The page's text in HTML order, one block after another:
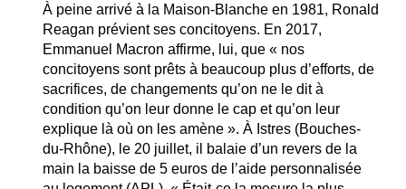
À peine arrivé à la Maison-Blanche en 1981, Ronald
Reagan prévient ses concitoyens. En 2017,
Emmanuel Macron affirme, lui, que « nos
concitoyens sont prêts à beaucoup plus d’efforts, de
sacrifices, de changements qu’on ne le dit à
condition qu’on leur donne le cap et qu’on leur
explique là où on les amène ». À Istres (Bouches-
du-Rhône), le 20 juillet, il balaie d’un revers de la
main la baisse de 5 euros de l’aide personnalisée